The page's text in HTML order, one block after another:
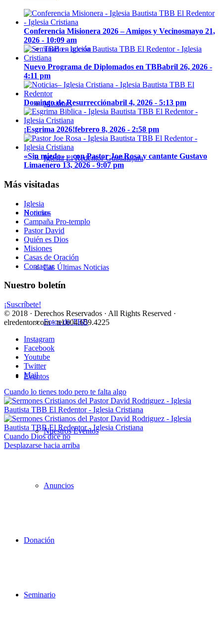
TBB en acción
Misiones
Iglesia El Redentor Guadalajara
Noticias
Las Últimas Noticias
Fotos de TBB
Eventos
Nuestros Eventos
Anuncios
Donación
Seminario
Conferencia Misionera 2026 – Amigos y Vecinosmayo 21,
2026 - 10:09 am
Nuevo Programa de Diplomados en TBBabril 26, 2026 -
4:11 pm
Domingo de Resurrecciónabril 4, 2026 - 5:13 pm
¡Esgrima 2026!febrero 8, 2026 - 2:58 pm
«Sin miedo» – con Pastor Joe Rosa y cantante Gustavo
Limaenero 13, 2026 - 9:07 pm
Más visitadas
Iglesia
Horarios
Campaña Pro-templo
Pastor David
Quién es Dios
Misiones
Casas de Oración
Contactar
Nuestro boletín
¡Suscríbete!
© 2018 · Derechos Reservados · All Rights Reserved ·
elredentor.com · tel.604.659.4225
Instagram
Facebook
Youtube
Twitter
Mail
Cuando lo tienes todo pero te falta algo
Cuando Dios dice no
Desplazarse hacia arriba